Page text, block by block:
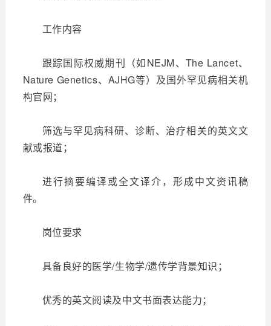
工作内容
跟踪国际权威期刊（如NEJM、The Lancet、
Nature Genetics、AJHG等）及国外罕见病相关机
构官网；
筛选与罕见病科研、诊断、治疗相关的英文文
献或报道；
进行摘要编译或全文译介，形成中文资讯稿
件。
岗位要求
具备良好的医学/生物学/遗传学背景知识；
优秀的英文阅读及中文书面表达能力；